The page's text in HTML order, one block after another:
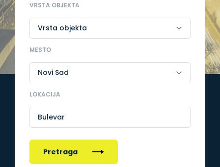
VRSTA OBJEKTA
MESTO
LOKACIJA
Bulevar
Pretraga